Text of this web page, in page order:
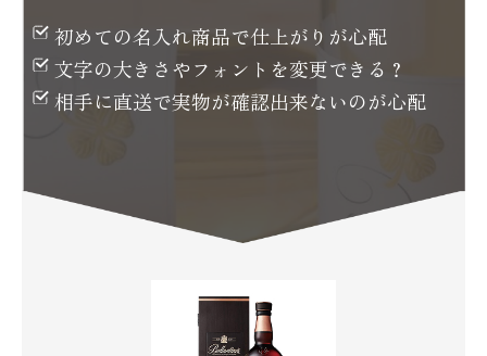
初めての名入れ商品で仕上がりが心配
文字の大きさやフォントを変更できる？
相手に直送で実物が確認出来ないのが心配